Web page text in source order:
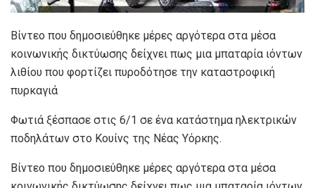
Βίντεο που δημοσιεύθηκε μέρες αργότερα στα μέσα
κοινωνικής δικτύωσης δείχνει πως μια μπαταρία ιόντων
λιθίου που φορτίζει πυροδότησε την καταστροφική
πυρκαγιά
Φωτιά ξέσπασε στις 6/1 σε ένα κατάστημα ηλεκτρικών
ποδηλάτων στο Κουίνς της Νέας Υόρκης.
Βίντεο που δημοσιεύθηκε μέρες αργότερα στα μέσα